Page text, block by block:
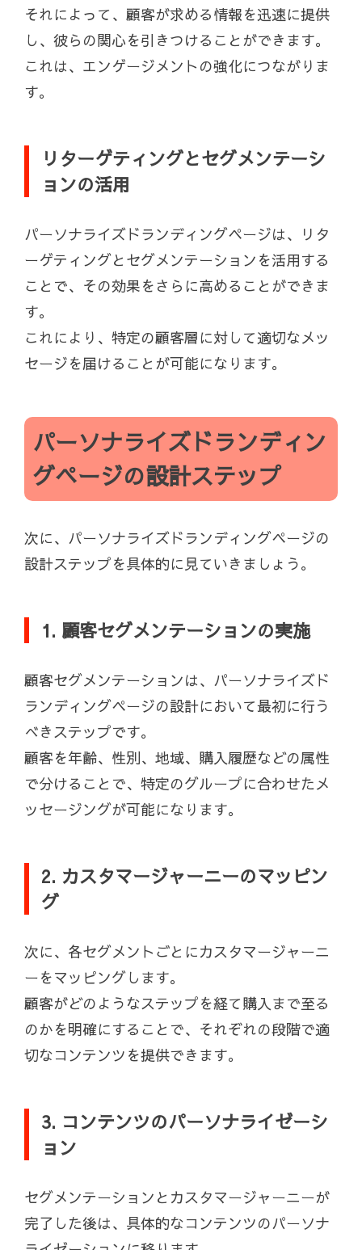
それによって、顧客が求める情報を迅速に提供
し、彼らの関心を引きつけることができます。
これは、エンゲージメントの強化につながりま
す。
リターゲティングとセグメンテーシ
ョンの活用
パーソナライズドランディングページは、リタ
ーゲティングとセグメンテーションを活用する
ことで、その効果をさらに高めることができま
す。
これにより、特定の顧客層に対して適切なメッ
セージを届けることが可能になります。
パーソナライズドランディン
グページの設計ステップ
次に、パーソナライズドランディングページの
設計ステップを具体的に見ていきましょう。
1. 顧客セグメンテーションの実施
顧客セグメンテーションは、パーソナライズド
ランディングページの設計において最初に行う
べきステップです。
顧客を年齢、性別、地域、購入履歴などの属性
で分けることで、特定のグループに合わせたメ
ッセージングが可能になります。
2. カスタマージャーニーのマッピン
グ
次に、各セグメントごとにカスタマージャーニ
ーをマッピングします。
顧客がどのようなステップを経て購入まで至る
のかを明確にすることで、それぞれの段階で適
切なコンテンツを提供できます。
3. コンテンツのパーソナライゼーシ
ョン
セグメンテーションとカスタマージャーニーが
完了した後は、具体的なコンテンツのパーソナ